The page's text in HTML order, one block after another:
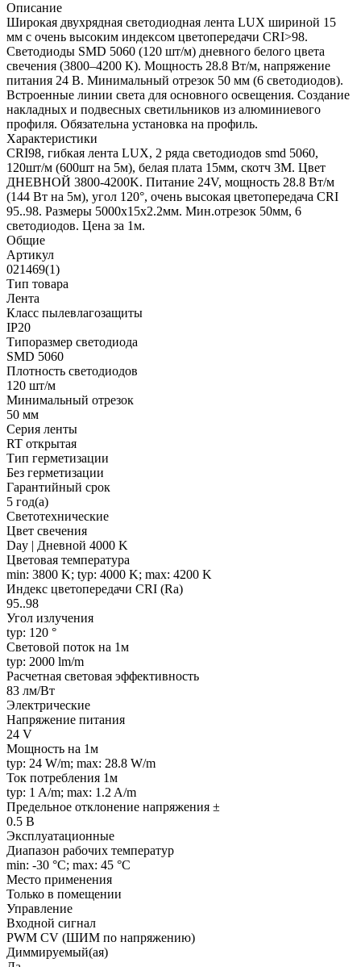
Описание
Широкая двухрядная светодиодная лента LUX шириной 15
мм с очень высоким индексом цветопередачи CRI>98.
Светодиоды SMD 5060 (120 шт/м) дневного белого цвета
свечения (3800–4200 К). Мощность 28.8 Вт/м, напряжение
питания 24 В. Минимальный отрезок 50 мм (6 светодиодов).
Встроенные линии света для основного освещения. Создание
накладных и подвесных светильников из алюминиевого
профиля. Обязательна установка на профиль.
Характеристики
CRI98, гибкая лента LUX, 2 ряда светодиодов smd 5060,
120шт/м (600шт на 5м), белая плата 15мм, скотч 3М. Цвет
ДНЕВНОЙ 3800-4200K. Питание 24V, мощность 28.8 Вт/м
(144 Вт на 5м), угол 120°, очень высокая цветопередача CRI
95..98. Размеры 5000х15х2.2мм. Мин.отрезок 50мм, 6
светодиодов. Цена за 1м.
Общие
Артикул
021469(1)
Тип товара
Лента
Класс пылевлагозащиты
IP20
Типоразмер светодиода
SMD 5060
Плотность светодиодов
120 шт/м
Минимальный отрезок
50 мм
Серия ленты
RT открытая
Тип герметизации
Без герметизации
Гарантийный срок
5 год(а)
Светотехнические
Цвет свечения
Day | Дневной 4000 K
Цветовая температура
min: 3800 K; typ: 4000 K; max: 4200 K
Индекс цветопередачи CRI (Ra)
95..98
Угол излучения
typ: 120 °
Световой поток на 1м
typ: 2000 lm/m
Расчетная световая эффективность
83 лм/Вт
Электрические
Напряжение питания
24 V
Мощность на 1м
typ: 24 W/m; max: 28.8 W/m
Ток потребления 1м
typ: 1 A/m; max: 1.2 A/m
Предельное отклонение напряжения ±
0.5 В
Эксплуатационные
Диапазон рабочих температур
min: -30 °C; max: 45 °C
Место применения
Только в помещении
Управление
Входной сигнал
PWM СV (ШИМ по напряжению)
Диммируемый(ая)